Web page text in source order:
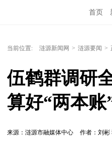
首页
当前位置: 涟源新闻网 > 涟源要闻 >
伍鹤群调研
算好“两本
来源：涟源市融媒体中心 作者：刘彬